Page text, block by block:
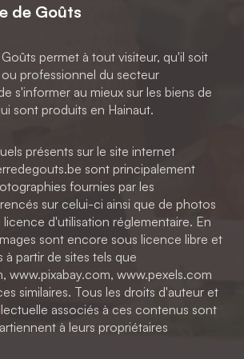
de Goûts
permet à tout visiteur, qu'il soit
professionnel du secteur
s'informer au mieux sur les biens de
sont produits en Hainaut.
présents sur le site internet
sont principalement
fournies par les
sur celui-ci ainsi que de photos
licence d'utilisation réglementaire. En
sont encore sous licence libre et
partir de sites tels que
www.pixabay.com, www.pexels.com
similaires. Tous les droits d'auteur et
associés à ces contenus sont
à leurs propriétaires